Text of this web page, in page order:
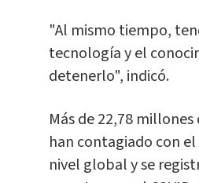
"Al mismo tiempo,
tecnología y el
detenerlo", indicó.
Más de 22,78 millones
han contagiado con
nivel global y se